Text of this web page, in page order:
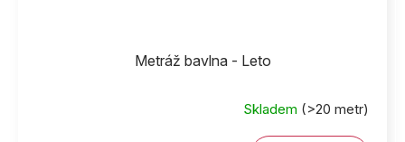
Metráž bavlna - Leto
Skladem (>20 metr)